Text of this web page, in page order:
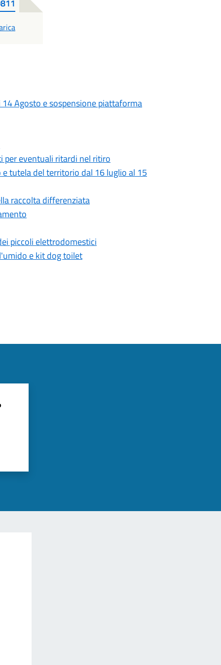
Agosto e sospensione piattaforma
per eventuali ritardi nel ritiro
tutela del territorio dal 16 luglio al 15
raccolta differenziata
piccoli elettrodomestici
e kit dog toilet